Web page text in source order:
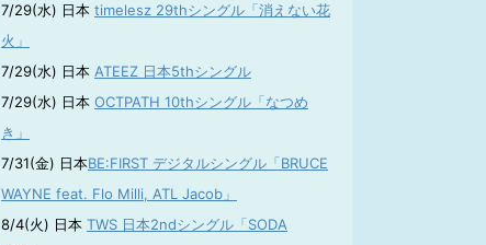
7/29(水) 日本 timelesz 29thシングル「消えない花
火」
7/29(水) 日本 ATEEZ 日本5thシングル
7/29(水) 日本 OCTPATH 10thシングル「なつめ
き」
7/31(金) 日本BE:FIRST デジタルシングル「BRUCE
WAYNE feat. Flo Milli, ATL Jacob」
8/4(火) 日本 TWS 日本2ndシングル「SODA